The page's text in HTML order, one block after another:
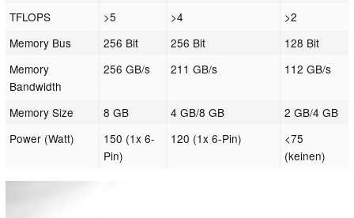
TFLOPS
>5 >4
>2
Memory Bus
256 Bit 256 Bit
128 Bit
Memory
Bandwidth
256 GB/s 211 GB/s 112 GB/s
Memory Size 8 GB 4 GB/8 GB
2 GB/4 GB
Power (Watt)
150 (1x 6-
Pin)
120 (1x 6-Pin)
<75
(keinen)